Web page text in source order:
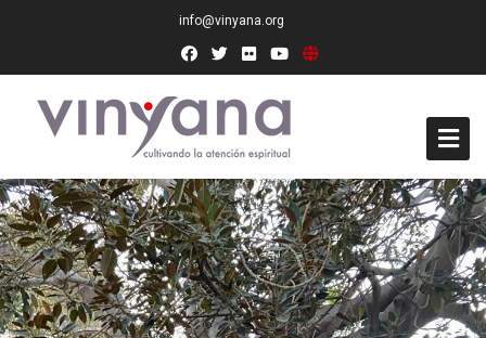
info@vinyana.org
Acceso
Conócenos
Socios Fundadores